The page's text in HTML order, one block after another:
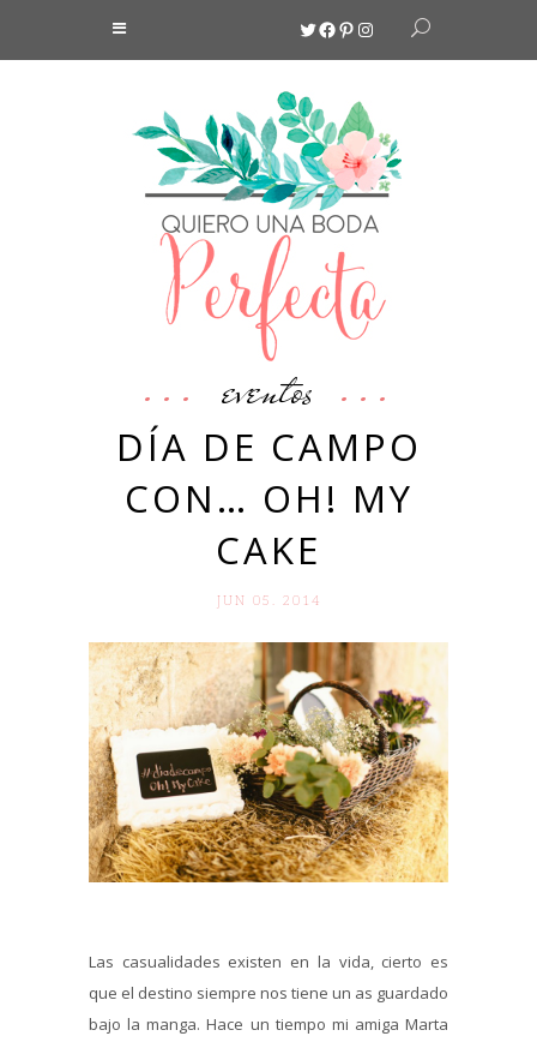
Twitter
Facebook
Pinterest
Instagram
eventos
DÍA DE CAMPO
CON… OH! MY
CAKE
JUN 05. 2014
Las casualidades existen en la vida, cierto es
que el destino siempre nos tiene un as guardado
bajo la manga. Hace un tiempo mi amiga Marta